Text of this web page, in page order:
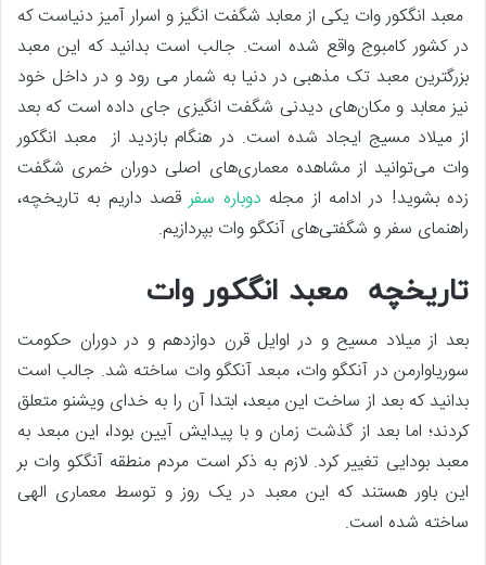
معبد انگکور وات یکی از معابد شگفت انگیز و اسرار آمیز دنیاست که
در کشور کامبوج واقع شده است. جالب است بدانید که این معبد
بزرگترین معبد تک مذهبی در دنیا به شمار می رود و در داخل خود
نیز معابد و مکان‌های دیدنی شگفت انگیزی جای داده است که بعد
از میلاد مسیج ایجاد شده است. در هنگام بازدید از معبد انگکور
وات می‌توانید از مشاهده معماری‌های اصلی دوران خمری شگفت
زده بشوید! در ادامه از مجله دوباره سفرقصد داریم به تاریخچه،
راهنمای سفر و شگفتی‌های آنکگو وات بپردازیم.
تاریخچه معبد انگکور وات
بعد از میلاد مسیح و در اوایل قرن دوازدهم و در دوران حکومت
سوریاوارمن در آنکگو وات، مبعد آنکگو وات ساخته شد. جالب است
بدانید که بعد از ساخت این مبعد، ابتدا آن را به خدای ویشنو متعلق
کردند؛ اما بعد از گذشت زمان و با پیدایش آیین بودا، این مبعد به
معبد بودایی تغییر کرد. لازم به ذکر است مردم منطقه آنگکو وات بر
این باور هستند که این معبد در یک روز و توسط معماری الهی
ساخته شده است.